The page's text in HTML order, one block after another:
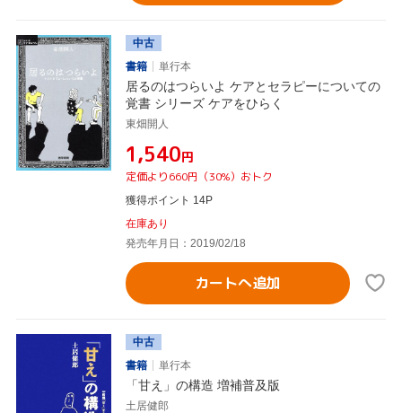
中古
書籍
単行本
居るのはつらいよ ケアとセラピーについての
覚書 シリーズ ケアをひらく
東畑開人
¥1,540円
定価より660円（30%）おトク
獲得ポイント 14P
在庫あり
発売年月日：2019/02/18
カートへ追加
中古
書籍
単行本
「甘え」の構造 増補普及版
土居健郎